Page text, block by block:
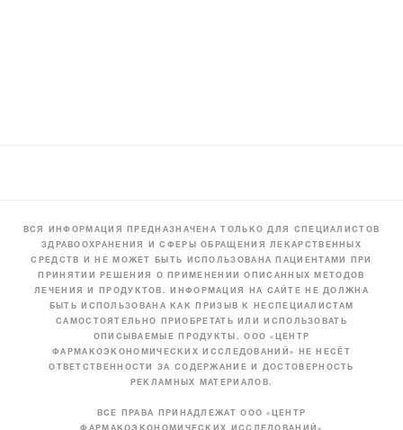
ВСЯ ИНФОРМАЦИЯ ПРЕДНАЗНАЧЕНА ТОЛЬКО ДЛЯ СПЕЦИАЛИСТОВ
ЗДРАВООХРАНЕНИЯ И СФЕРЫ ОБРАЩЕНИЯ ЛЕКАРСТВЕННЫХ
СРЕДСТВ И НЕ МОЖЕТ БЫТЬ ИСПОЛЬЗОВАНА ПАЦИЕНТАМИ ПРИ
ПРИНЯТИИ РЕШЕНИЯ О ПРИМЕНЕНИИ ОПИСАННЫХ МЕТОДОВ
ЛЕЧЕНИЯ И ПРОДУКТОВ. ИНФОРМАЦИЯ НА САЙТЕ НЕ ДОЛЖНА
БЫТЬ ИСПОЛЬЗОВАНА КАК ПРИЗЫВ К НЕСПЕЦИАЛИСТАМ
САМОСТОЯТЕЛЬНО ПРИОБРЕТАТЬ ИЛИ ИСПОЛЬЗОВАТЬ
ОПИСЫВАЕМЫЕ ПРОДУКТЫ. ООО «ЦЕНТР
ФАРМАКОЭКОНОМИЧЕСКИХ ИССЛЕДОВАНИЙ» НЕ НЕСЁТ
ОТВЕТСТВЕННОСТИ ЗА СОДЕРЖАНИЕ И ДОСТОВЕРНОСТЬ
РЕКЛАМНЫХ МАТЕРИАЛОВ.
ВСЕ ПРАВА ПРИНАДЛЕЖАТ ООО «ЦЕНТР